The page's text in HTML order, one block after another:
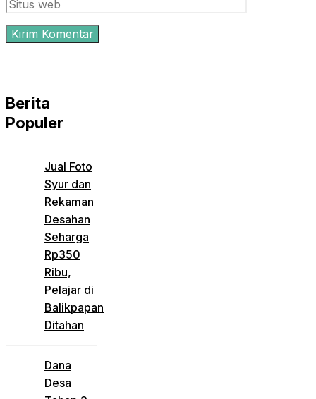
Berita
Populer
Jual Foto
Syur dan
Rekaman
Desahan
Seharga
Rp350
Ribu,
Pelajar di
Balikpapan
Ditahan
Dana
Desa